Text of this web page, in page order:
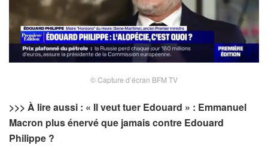
© Capture d’écran BFM TV
>>> À lire aussi : « Il veut tuer Edouard » : Emmanuel
Macron plus énervé que jamais contre Edouard
Philippe ?